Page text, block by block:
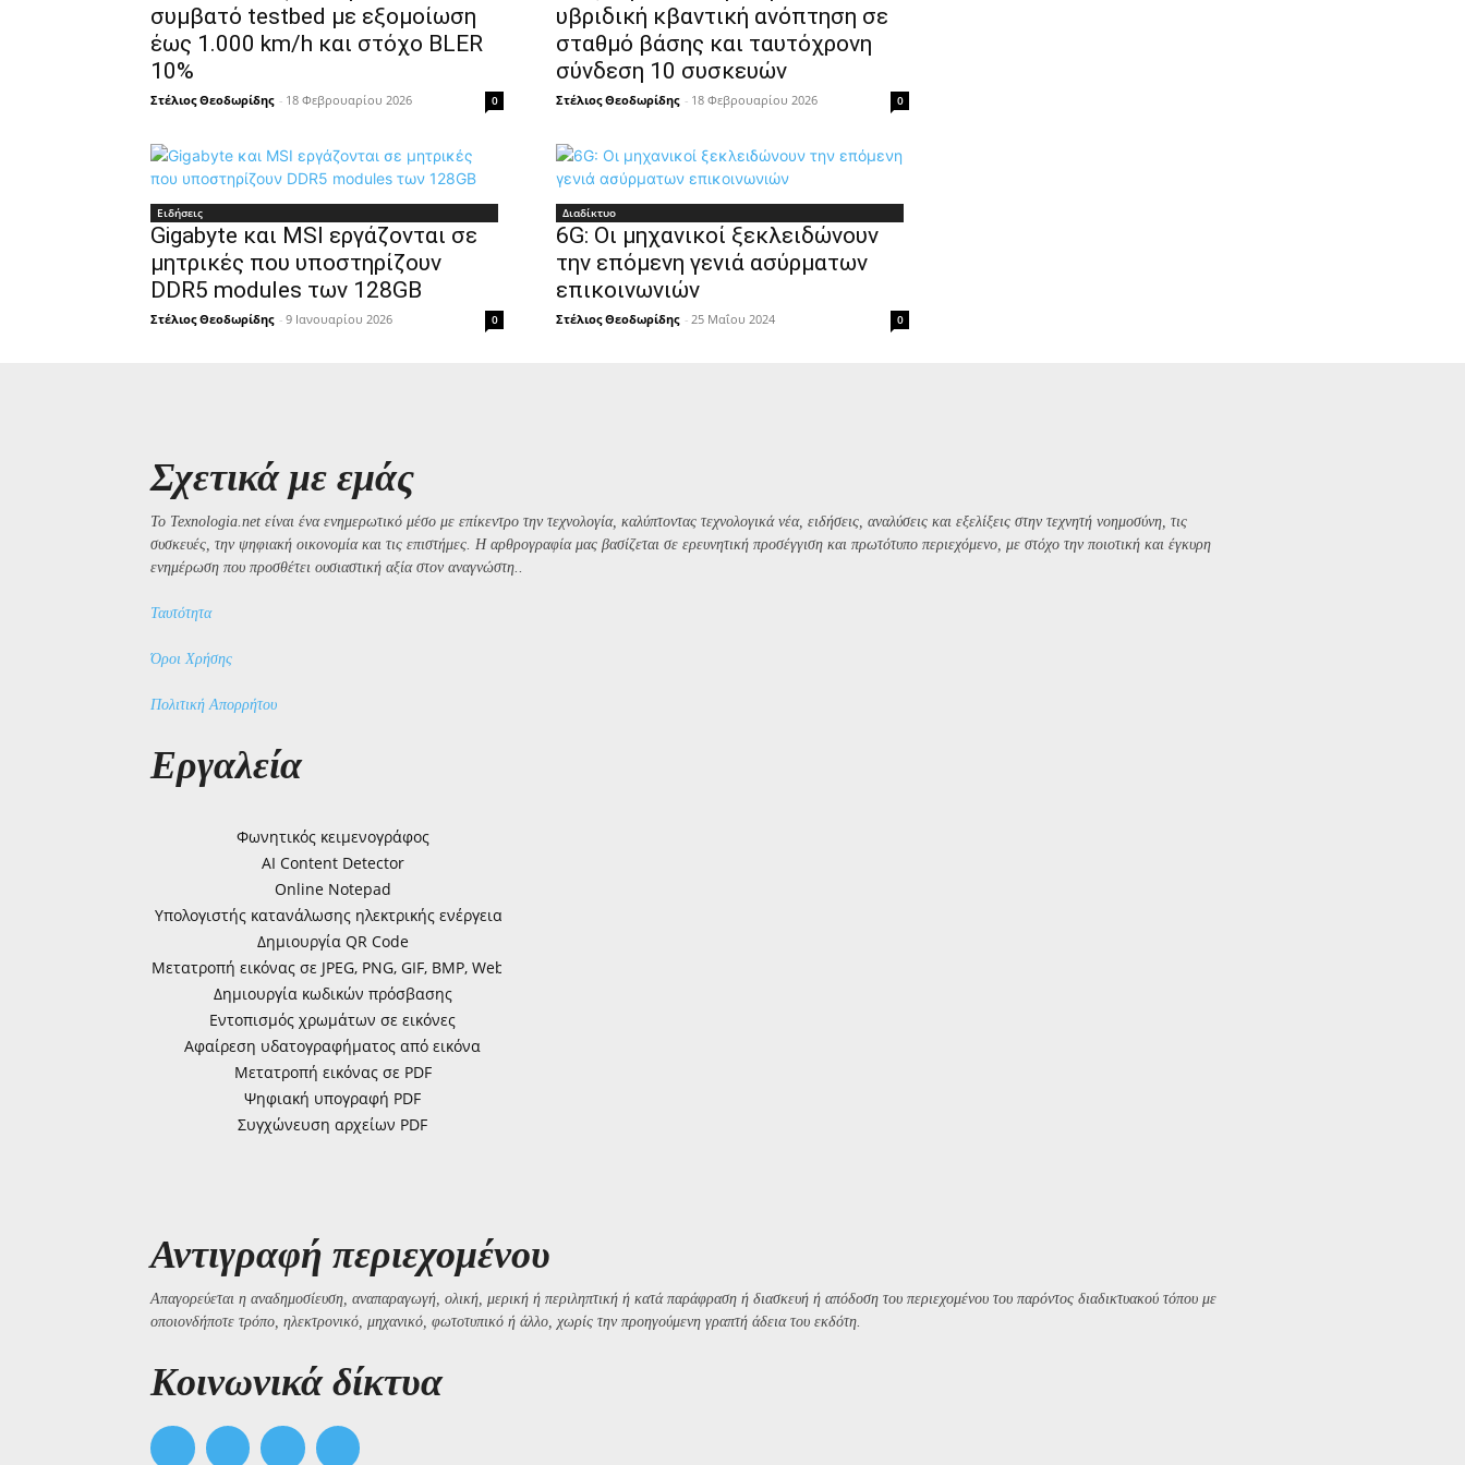
συμβατό testbed με εξομοίωση
έως 1.000 km/h και στόχο BLER
10%
Στέλιος Θεοδωρίδης - 18 Φεβρουαρίου 2026 0
υβριδική κβαντική ανόπτηση σε
σταθμό βάσης και ταυτόχρονη
σύνδεση 10 συσκευών
Στέλιος Θεοδωρίδης - 18 Φεβρουαρίου 2026 0
Ειδήσεις
Gigabyte και MSI εργάζονται σε
μητρικές που υποστηρίζουν
DDR5 modules των 128GB
Στέλιος Θεοδωρίδης - 9 Ιανουαρίου 2026 0
Διαδίκτυο
6G: Οι μηχανικοί ξεκλειδώνουν
την επόμενη γενιά ασύρματων
επικοινωνιών
Στέλιος Θεοδωρίδης - 25 Μαΐου 2024 0
Σχετικά με εμάς
Το Texnologia.net είναι ένα ενημερωτικό μέσο με επίκεντρο την τεχνολογία, καλύπτοντας τεχνολογικά νέα, ειδήσεις, αναλύσεις και εξελίξεις στην τεχνητή νοημοσύνη, τις
συσκευές, την ψηφιακή οικονομία και τις επιστήμες. Η αρθρογραφία μας βασίζεται σε ερευνητική προσέγγιση και πρωτότυπο περιεχόμενο, με στόχο την ποιοτική και έγκυρη
ενημέρωση που προσθέτει ουσιαστική αξία στον αναγνώστη..
Ταυτότητα
Όροι Χρήσης
Πολιτική Απορρήτου
Εργαλεία
Φωνητικός κειμενογράφος
AI Content Detector
Online Notepad
Υπολογιστής κατανάλωσης ηλεκτρικής ενέργειας
Δημιουργία QR Code
Μετατροπή εικόνας σε JPEG, PNG, GIF, BMP, WebP
Δημιουργία κωδικών πρόσβασης
Εντοπισμός χρωμάτων σε εικόνες
Αφαίρεση υδατογραφήματος από εικόνα
Μετατροπή εικόνας σε PDF
Ψηφιακή υπογραφή PDF
Συγχώνευση αρχείων PDF
Αντιγραφή περιεχομένου
Απαγορεύεται η αναδημοσίευση, αναπαραγωγή, ολική, μερική ή περιληπτική ή κατά παράφραση ή διασκευή ή απόδοση του περιεχομένου του παρόντος διαδικτυακού τόπου με
οποιονδήποτε τρόπο, ηλεκτρονικό, μηχανικό, φωτοτυπικό ή άλλο, χωρίς την προηγούμενη γραπτή άδεια του εκδότη.
Kοινωνικά δίκτυα